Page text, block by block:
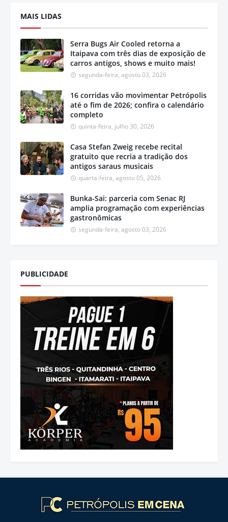
MAIS LIDAS
Serra Bugs Air Cooled retorna a
Itaipava com três dias de exposição de
carros antigos, shows e muito mais!
segunda-feira, agosto 03, 2026
16 corridas vão movimentar Petrópolis
até o fim de 2026; confira o calendário
completo
quinta-feira, julho 30, 2026
Casa Stefan Zweig recebe recital
gratuito que recria a tradição dos
antigos saraus musicais
quarta-feira, agosto 05, 2026
Bunka-Sai: parceria com Senac RJ
amplia programação com experiências
gastronômicas
segunda-feira, agosto 03, 2026
PUBLICIDADE